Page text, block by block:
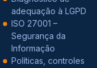
adequação à LGPD
ISO 27001 –
Segurança da
Informação
Políticas, controles